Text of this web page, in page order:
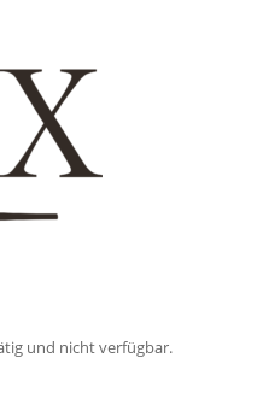
und nicht verfügbar.